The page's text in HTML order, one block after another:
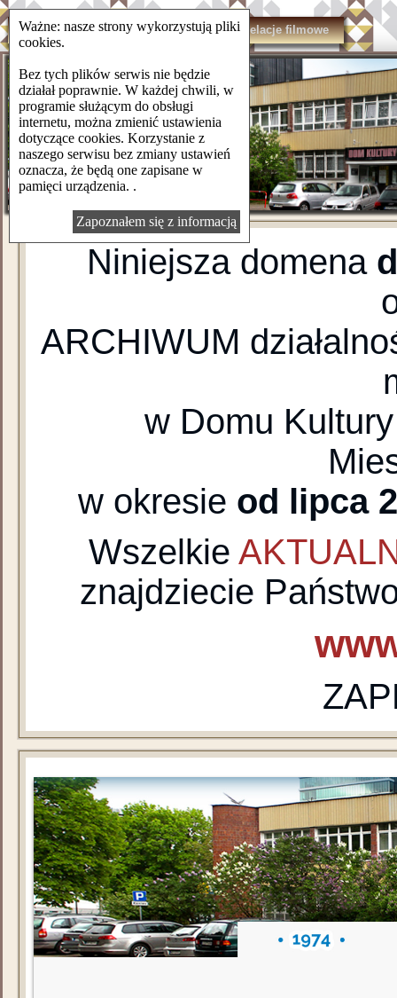
domkulturylsm.pl Kontakt Relacje filmowe
Niniejsza domena
ARCHIWUM
w Domu
w okresie od lipca
Wszelkie
znajdziecie
Ważne: nasze strony wykorzystują pliki
cookies.
Bez tych plików serwis nie będzie
działał poprawnie. W każdej chwili, w
programie służącym do obsługi
internetu, można zmienić ustawienia
dotyczące cookies. Korzystanie z
naszego serwisu bez zmiany ustawień
oznacza, że będą one zapisane w
pamięci urządzenia. .
Zapoznałem się z informacją